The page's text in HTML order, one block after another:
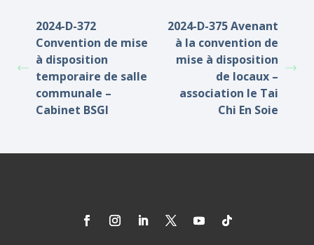
2024-D-372
Convention de mise
à disposition
temporaire de salle
communale –
Cabinet BSGI
2024-D-375 Avenant
à la convention de
mise à disposition
de locaux –
association le Tai
Chi En Soie